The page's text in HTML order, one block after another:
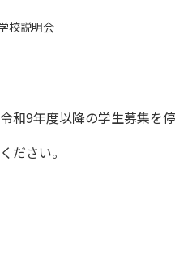
校説明会
和9年度以降の学生募集を
ださい。